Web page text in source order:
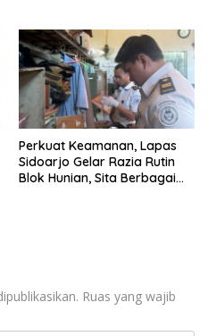
Perkuat Keamanan, Lapas
Sidoarjo Gelar Razia Rutin
Blok Hunian, Sita Berbagai
Ruas yang wajib